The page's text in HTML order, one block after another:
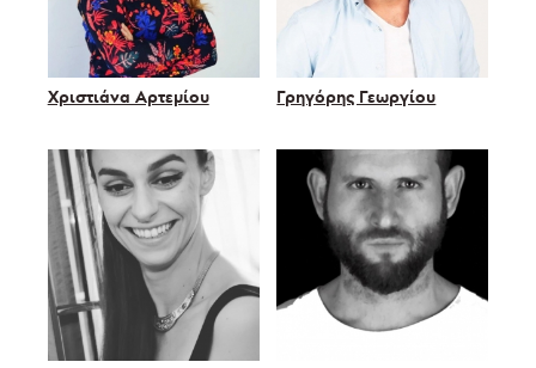
Χριστιάνα Αρτεμίου Γρηγόρης Γεωργίου